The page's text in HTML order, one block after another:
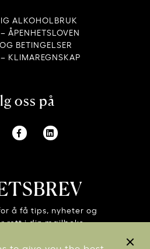
ALKOHOLBRUK
ÅPENHETSLOVEN
BETINGELSER
KLIMAREGNSKAP
oss på
å få tips, nyheter og
rett i din mailboks